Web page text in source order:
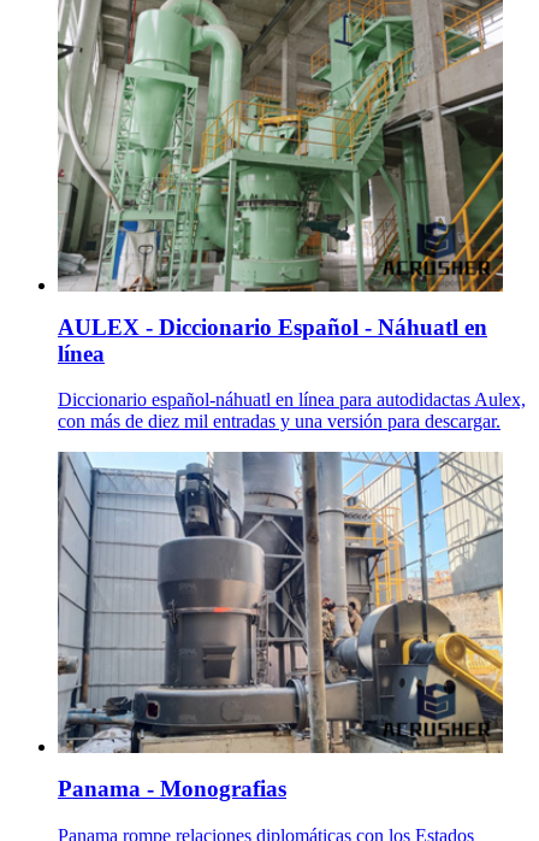
AULEX - Diccionario Español - Náhuatl en
línea
Diccionario español-náhuatl en línea para autodidactas Aulex,
con más de diez mil entradas y una versión para descargar.
Panama - Monografias
Panama rompe relaciones diplomáticas con los Estados